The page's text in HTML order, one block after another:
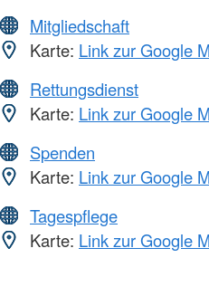
Mitgliedschaft
Karte: Link zur Google
Rettungsdienst
Karte: Link zur Google
Spenden
Karte: Link zur Google
Tagespflege
Karte: Link zur Google